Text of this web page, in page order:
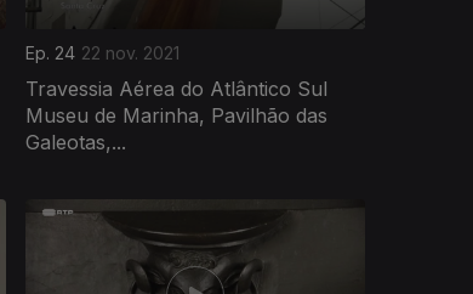
Ep. 24 22 nov. 2021
Travessia Aérea do Atlântico Sul
Museu de Marinha, Pavilhão das
Galeotas,...